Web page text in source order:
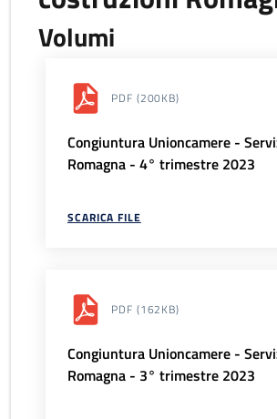
Volumi
PDF (200KB)
Congiuntura Unioncamere -
Romagna - 4° trimestre 2023
SCARICA FILE
PDF (162KB)
Congiuntura Unioncamere -
Romagna - 3° trimestre 2023